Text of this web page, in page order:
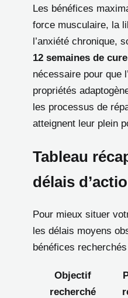
Les bénéfices
force musculaire, la
l’anxiété chronique,
12 semaines de cure
nécessaire pour que
propriétés
les processus de
atteignent leur plein
Tableau
délais
Pour mieux situer
les délais moyens
bénéfices
Objectif
recherché